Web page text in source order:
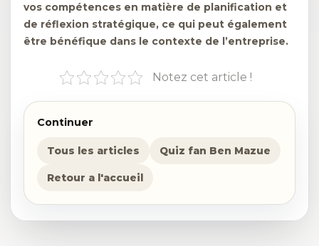
vos compétences en matière de planification et
de réflexion stratégique, ce qui peut également
être bénéfique dans le contexte de l’entreprise.
Notez cet article !
Continuer
Tous les articles Quiz fan Ben Mazue
Retour a l'accueil